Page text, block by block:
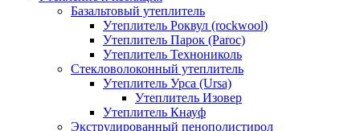
Базальтовый утеплитель
Утеплитель Роквул (rockwool)
Утеплитель Парок (Paroc)
Утеплитель Технониколь
Стекловолоконный утеплитель
Утеплитель Урса (Ursa)
Утеплитель Изовер
Утеплитель Кнауф
Экструдированный пенополистирол